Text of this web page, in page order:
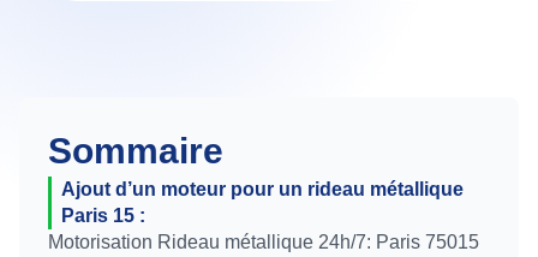
Sommaire
Ajout d’un moteur pour un rideau métallique
Paris 15 :
Motorisation Rideau métallique 24h/7: Paris 75015